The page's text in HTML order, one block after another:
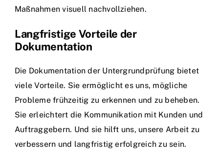
Maßnahmen visuell nachvollziehen.
Langfristige Vorteile der
Dokumentation
Die Dokumentation der Untergrundprüfung bietet
viele Vorteile. Sie ermöglicht es uns, mögliche
Probleme frühzeitig zu erkennen und zu beheben.
Sie erleichtert die Kommunikation mit Kunden und
Auftraggebern. Und sie hilft uns, unsere Arbeit zu
verbessern und langfristig erfolgreich zu sein.